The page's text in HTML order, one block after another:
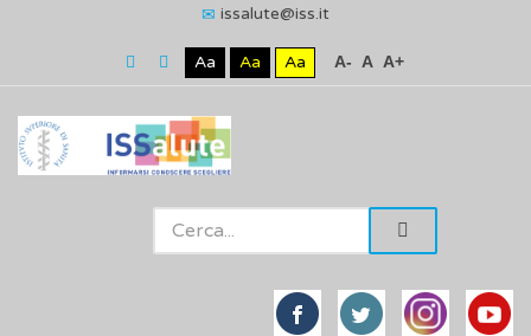
issalute@iss.it
Aa Aa Aa A- A A+